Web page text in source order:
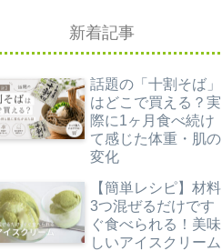
新着記事
話題の「十割そば」
はどこで買える？実
際に1ヶ月食べ続け
て感じた体重・肌の
変化
【簡単レシピ】材料
3つ混ぜるだけです
ぐ食べられる！美味
しいアイスクリーム